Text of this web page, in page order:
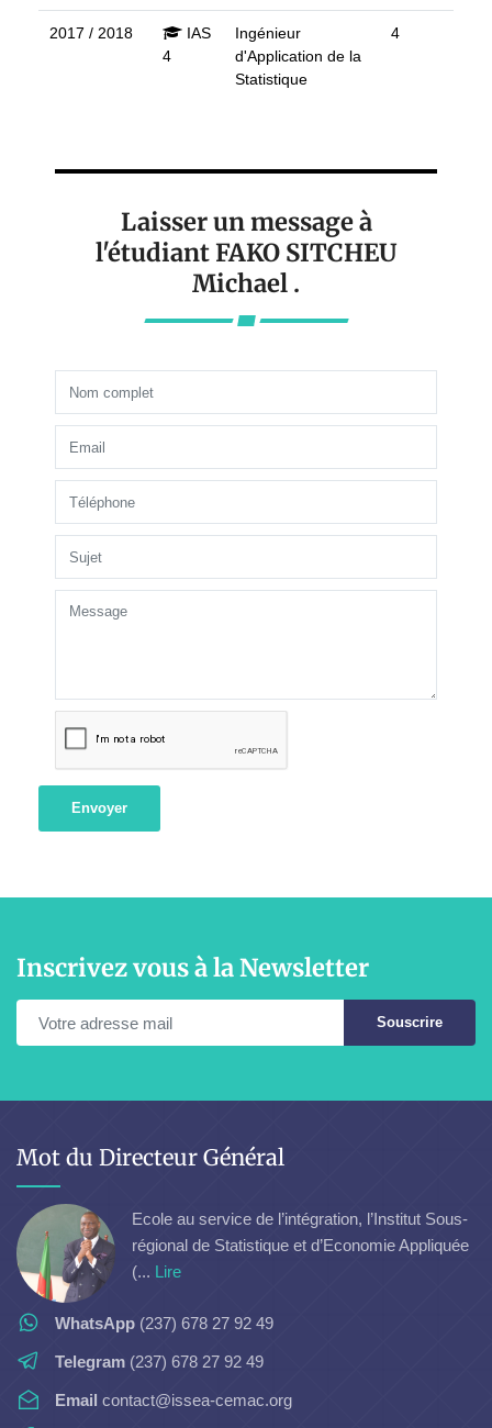
2017 / 2018
IAS
4
Ingénieur
d'Application de la
Statistique
4
Laisser un message à
l'étudiant FAKO SITCHEU
Michael .
Envoyer
Inscrivez vous à la Newsletter
Souscrire
Mot du Directeur Général
Ecole au service de l’intégration, l’Institut Sous-
régional de Statistique et d’Economie Appliquée
(... Lire
WhatsApp (237) 678 27 92 49
Telegram (237) 678 27 92 49
Email contact@issea-cemac.org